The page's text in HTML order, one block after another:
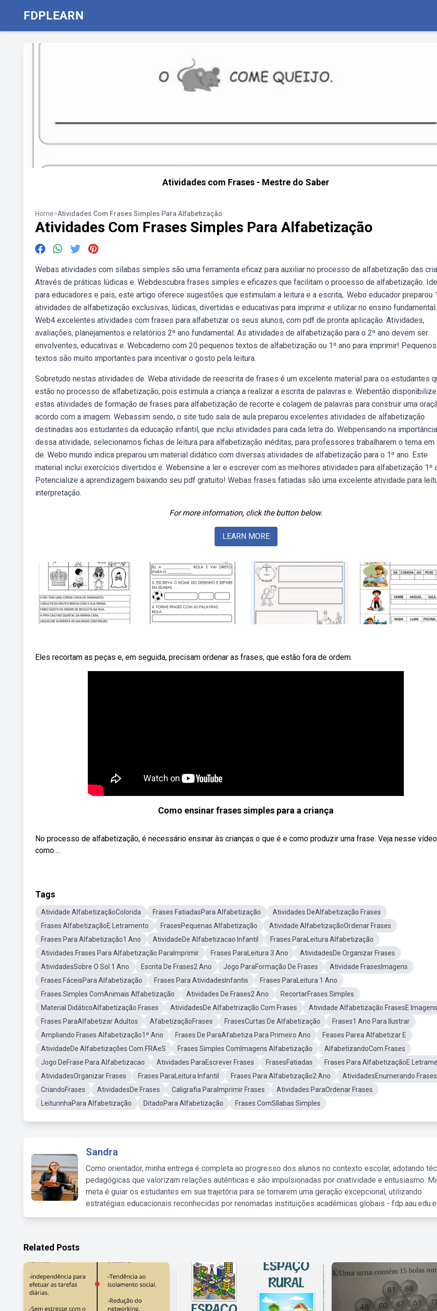
FDPLEARN
Atividades com Frases - Mestre do Saber
Home>Atividades Com Frases Simples Para Alfabetização
Atividades Com Frases Simples Para Alfabetização
Webas atividades com sílabas simples são uma ferramenta eficaz para auxiliar no processo de alfabetização das
Através de práticas lúdicas e. Webdescubra frases simples e eficazes que facilitam o processo de alfabetização.
para educadores e pais, este artigo oferece sugestões que estimulam a leitura e a escrita,. Webo educador preparou
atividades de alfabetização exclusivas, lúdicas, divertidas e educativas para imprimir e utilizar no ensino fundamental.
Web4 excelentes atividades com frases para alfabetizar os seus alunos, com pdf de pronta aplicação. Atividades,
avaliações, planejamentos e relatórios 2º ano fundamental. As atividades de alfabetização para o 2º ano devem ser
envolventes, educativas e. Webcaderno com 20 pequenos textos de alfabetização ou 1º ano para imprimir! Pequenos
textos são muito importantes para incentivar o gosto pela leitura.
Sobretudo nestas atividades de. Weba atividade de reescrita de frases é um excelente material para os estudantes
estão no processo de alfabetização, pois estimula a criança a realizar a escrita de palavras e. Webentão
estas atividades de formação de frases para alfabetização de recorte e colagem de palavras para construir uma
acordo com a imagem. Webassim sendo, o site tudo sala de aula preparou excelentes atividades de alfabetização
destinadas aos estudantes da educação infantil, que inclui atividades para cada letra do. Webpensando na importância
dessa atividade, selecionamos fichas de leitura para alfabetização inéditas, para professores trabalharem o tema em
de. Webo mundo indica preparou um material didático com diversas atividades de alfabetização para o 1º ano. Este
material inclui exercícios divertidos e. Webensine a ler e escrever com as melhores atividades para alfabetização 1º
Potencialize a aprendizagem baixando seu pdf gratuito! Webas frases fatiadas são uma excelente atividade para
interpretação.
For more information, click the button below.
LEARN MORE
Eles recortam as peças e, em seguida, precisam ordenar as frases, que estão fora de ordem.
Como ensinar frases simples para a criança
No processo de alfabetização, é necessário ensinar às crianças o que é e como produzir uma frase. Veja nesse
como ...
Tags
Atividade AlfabetizaçãoColorida Frases FatiadasPara Alfabetização
Atividades DeAlfabetização Frases
Frases AlfabetizaçãoE Letramento
FrasesPequenas Alfabetização
Atividade AlfabetizaçãoOrdenar Frases
Frases Para Alfabetização1 Ano
AtividadeDe Alfabetizacao Infantil
Frases ParaLeitura Alfabetização
Atividades Frases Para Alfabetização ParaImprimir
Frases ParaLeitura 3 Ano
AtividadesDe Organizar Frases
AtividadesSobre O Sol 1 Ano
Escrita De Frases2 Ano Jogo ParaFormação De Frases
Atividade FrasesImagens
Frases FáceisPara Alfabetização
Frases Para AtividadesInfantis
Frases ParaLeitura 1 Ano
Frases Simples ComAnimais Alfabetização
Atividades De Frases2 Ano
RecortarFrases Simples
Material DidáticoAlfabetização Frases
AtividadesDe Alfabetrização Com Frases
Atividade Alfabetização FrasesE Imagens
Frases ParaAlfabetizar Adultos
AfabetizaçãoFrases FrasesCurtas De Alfabetização
Frases1 Ano Para Ilustrar
Ampliando Frases Alfabetização1º Ano
Frases De ParaAfabetiza Para Primeiro Ano
Feases Parea Alfabetizar E
AtividadeDe Alfabetizações Com FRAeS
Frases Simples ComImagens Alfabetização
AlfabetizandoCom Frases
Jogo DeFrase Para Alfabetizacao
Atividades ParaEscrever Frases FrasesFatiadas
Frases Para AlfabetizaçãoE
AtividadesOrganizar Frases
Frases ParaLeitura Infantil Frases Para Alfabetização2 Ano
AtividadesEnumerando Frases
CriandoFrases
AtividadesDe Frases Caligrafia ParaImprimir Frases
Atividades ParaOrdenar Frases
LeiturinhaPara Alfabetização
DitadoPara Alfabetização Frases ComSílabas Simples
Sandra
Como orientador, minha entrega é completa ao progresso dos alunos no contexto escolar, adotando
pedagógicas que valorizam relações autênticas e são impulsionadas por criatividade e entusiasmo.
meta é guiar os estudantes em sua trajetória para se tornarem uma geração excepcional, utilizando
estratégias educacionais reconhecidas por renomadas instituições acadêmicas globais -
Related Posts